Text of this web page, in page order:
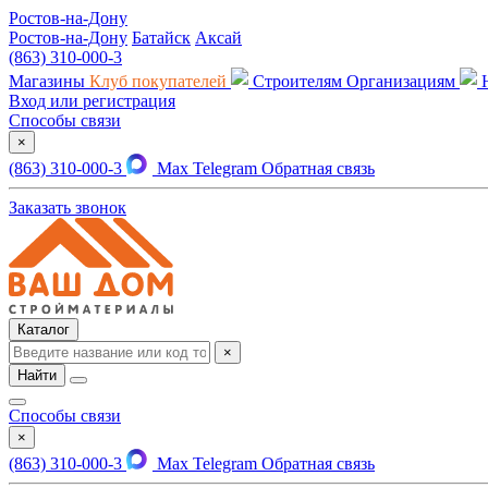
Ростов-на-Дону
Ростов-на-Дону Батайск Аксай
(863) 310-000-3
Магазины Клуб покупателей Строителям Организациям
Вход или регистрация
Способы связи
×
(863) 310-000-3 Max Telegram Обратная связь
Заказать звонок
Каталог
×
Найти
Способы связи
×
(863) 310-000-3 Max Telegram Обратная связь